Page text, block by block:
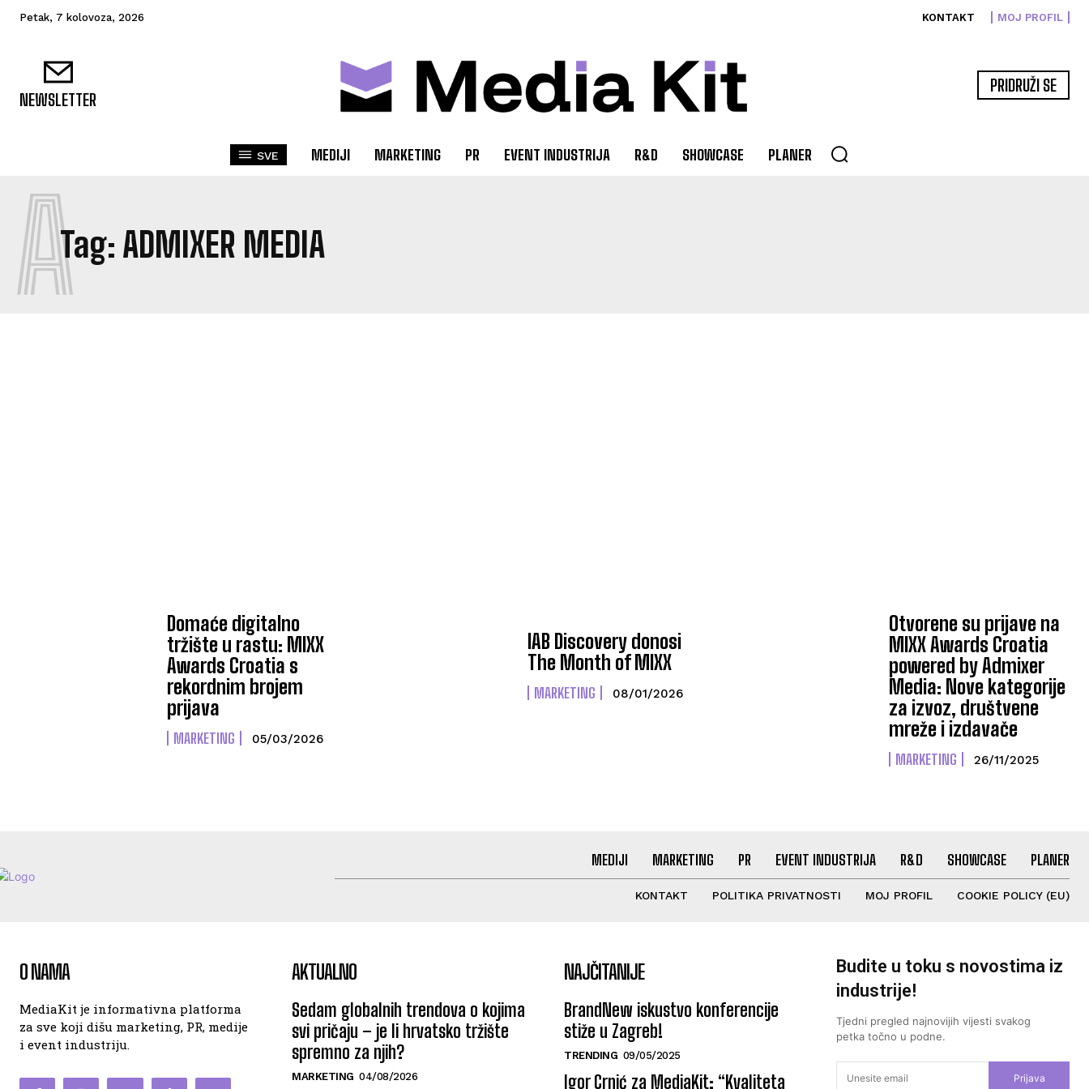
Petak, 7 kolovoza, 2026 KONTAKT MOJ PROFIL
NEWSLETTER
PRIDRUŽI SE
SVE MEDIJI MARKETING PR EVENT INDUSTRIJA R&D SHOWCASE PLANER
Tag: ADMIXER MEDIA
A
Domaće digitalno
tržište u rastu: MIXX
Awards Croatia s
rekordnim brojem
prijava
MARKETING 05/03/2026
IAB Discovery donosi
The Month of MIXX
MARKETING 08/01/2026
Otvorene su prijave na
MIXX Awards Croatia
powered by Admixer
Media: Nove kategorije
za izvoz, društvene
mreže i izdavače
MARKETING 26/11/2025
MEDIJI MARKETING PR EVENT INDUSTRIJA R&D SHOWCASE PLANER
KONTAKT POLITIKA PRIVATNOSTI MOJ PROFIL COOKIE POLICY (EU)
O NAMA
MediaKit je informativna platforma
za sve koji dišu marketing, PR, medije
i event industriju.
AKTUALNO
Sedam globalnih trendova o kojima
svi pričaju – je li hrvatsko tržište
spremno za njih?
MARKETING 04/08/2026
NAJČITANIJE
BrandNew iskustvo konferencije
stiže u Zagreb!
TRENDING 09/05/2025
Igor Crnić za MediaKit: “Kvaliteta
Budite u toku s novostima iz
industrije!
Tjedni pregled najnovijih vijesti svakog
petka točno u podne.
Prijava